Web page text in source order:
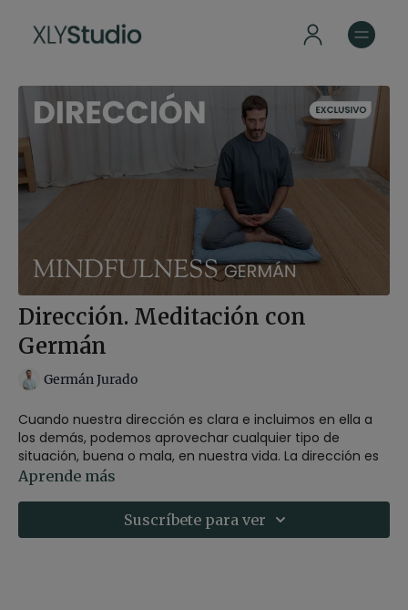
Dirección. Meditación con
Germán
Germán Jurado
Cuando nuestra dirección es clara e incluimos en ella a
los demás, podemos aprovechar cualquier tipo de
situación, buena o mala, en nuestra vida. La dirección es
el motor para continuar nuestro camino.
: Mindfulness
: Germán Jurado
Aprende más
Suscríbete para ver